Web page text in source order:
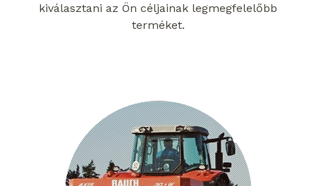
kiválasztani az Ön céljainak legmegfelelőbb
terméket.